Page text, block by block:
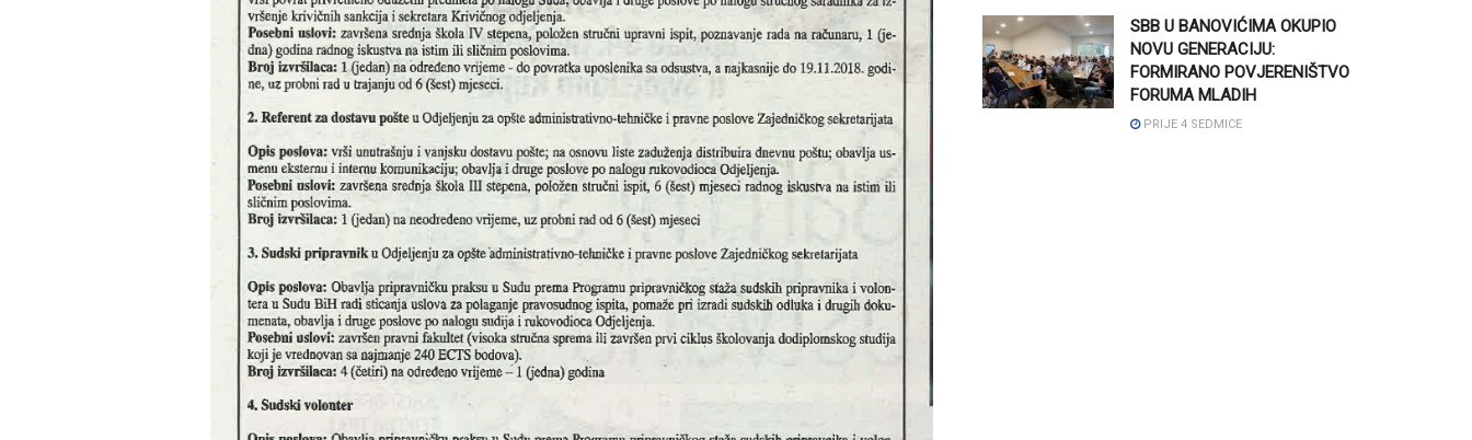
SBB U BANOVIĆIMA OKUPIO
NOVU GENERACIJU:
FORMIRANO POVJERENIŠTVO
FORUMA MLADIH
PRIJE 4 SEDMICE